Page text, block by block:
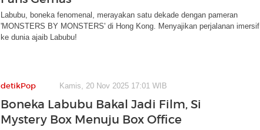
Labubu, boneka fenomenal, merayakan satu dekade dengan pameran
'MONSTERS BY MONSTERS' di Hong Kong. Menyajikan perjalanan imersif
ke dunia ajaib Labubu!
detikPop Kamis, 20 Nov 2025 17:01 WIB
Boneka Labubu Bakal Jadi Film, Si
Mystery Box Menuju Box Office